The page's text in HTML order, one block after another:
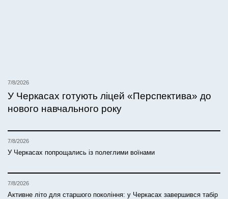
7/8/2026
У Черкасах готують ліцей «Перспектива» до
нового навчального року
7/8/2026
У Черкасах попрощались із полеглими воїнами
7/8/2026
Активне літо для старшого покоління: у Черкасах завершився табір